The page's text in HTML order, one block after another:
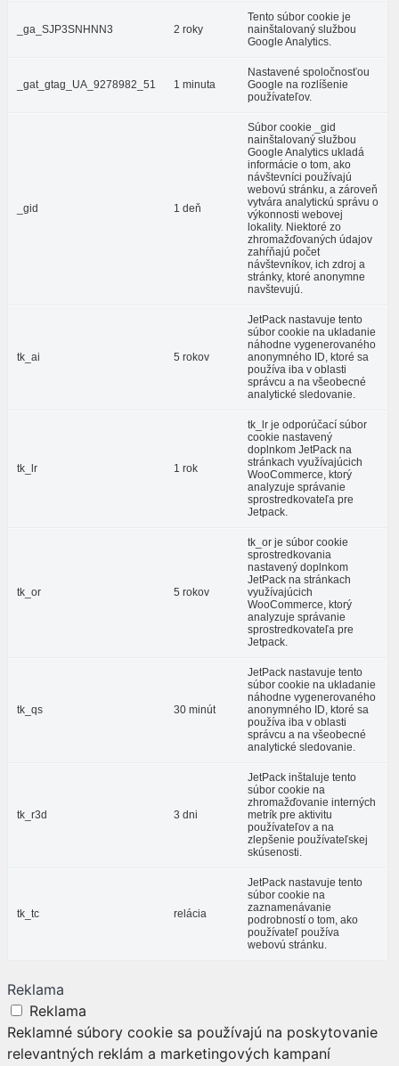
_ga_SJP3SNHNN3 2 roky
Tento súbor cookie je
nainštalovaný službou
Google Analytics.
_gat_gtag_UA_9278982_51 1 minuta
Nastavené spoločnosťou
Google na rozlíšenie
používateľov.
_gid 1 deň
Súbor cookie _gid
nainštalovaný službou
Google Analytics ukladá
informácie o tom, ako
návštevníci používajú
webovú stránku, a zároveň
vytvára analytickú správu o
výkonnosti webovej
lokality. Niektoré zo
zhromažďovaných údajov
zahŕňajú počet
návštevníkov, ich zdroj a
stránky, ktoré anonymne
navštevujú.
tk_ai 5 rokov
JetPack nastavuje tento
súbor cookie na ukladanie
náhodne vygenerovaného
anonymného ID, ktoré sa
používa iba v oblasti
správcu a na všeobecné
analytické sledovanie.
tk_lr 1 rok
tk_lr je odporúčací súbor
cookie nastavený
doplnkom JetPack na
stránkach využívajúcich
WooCommerce, ktorý
analyzuje správanie
sprostredkovateľa pre
Jetpack.
tk_or 5 rokov
tk_or je súbor cookie
sprostredkovania
nastavený doplnkom
JetPack na stránkach
využívajúcich
WooCommerce, ktorý
analyzuje správanie
sprostredkovateľa pre
Jetpack.
tk_qs 30 minút
JetPack nastavuje tento
súbor cookie na ukladanie
náhodne vygenerovaného
anonymného ID, ktoré sa
používa iba v oblasti
správcu a na všeobecné
analytické sledovanie.
tk_r3d 3 dni
JetPack inštaluje tento
súbor cookie na
zhromažďovanie interných
metrík pre aktivitu
používateľov a na
zlepšenie používateľskej
skúsenosti.
tk_tc relácia
JetPack nastavuje tento
súbor cookie na
zaznamenávanie
podrobností o tom, ako
používateľ používa
webovú stránku.
Reklama
Reklama
Reklamné súbory cookie sa používajú na poskytovanie
relevantných reklám a marketingových kampaní